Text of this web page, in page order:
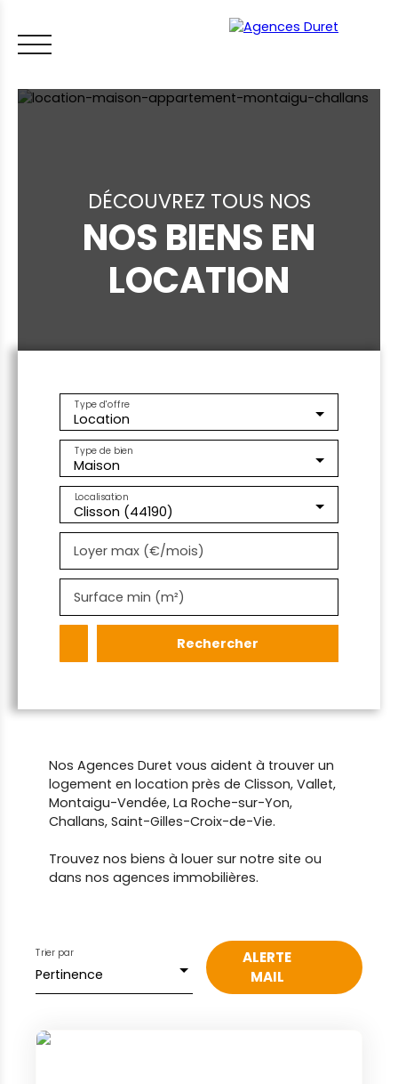
ACHETER VENDRE LOUER FAIRE GÉRER
DÉCOUVREZ TOUS NOS
NOS BIENS EN
LOCATION
Location
Type d'offre
Maison
Type de bien
Clisson (44190)
Localisation
Loyer max (€/mois)
Surface min (m²)
Rechercher
Nos Agences Duret vous aident à trouver un
logement en location près de Clisson, Vallet,
Montaigu-Vendée, La Roche-sur-Yon,
Challans, Saint-Gilles-Croix-de-Vie.
Trouvez nos biens à louer sur notre site ou
dans nos agences immobilières.
Pertinence
Trier par
ALERTE
MAIL